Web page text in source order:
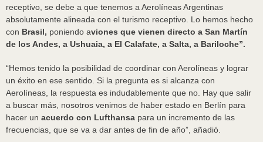
receptivo, se debe a que tenemos a Aerolíneas Argentinas
absolutamente alineada con el turismo receptivo. Lo hemos hecho
con Brasil, poniendo aviones que vienen directo a San Martín
de los Andes, a Ushuaia, a El Calafate, a Salta, a Bariloche”.
“Hemos tenido la posibilidad de coordinar con Aerolíneas y lograr
un éxito en ese sentido. Si la pregunta es si alcanza con
Aerolíneas, la respuesta es indudablemente que no. Hay que salir
a buscar más, nosotros venimos de haber estado en Berlín para
hacer un acuerdo con Lufthansa para un incremento de las
frecuencias, que se va a dar antes de fin de año”, añadió.